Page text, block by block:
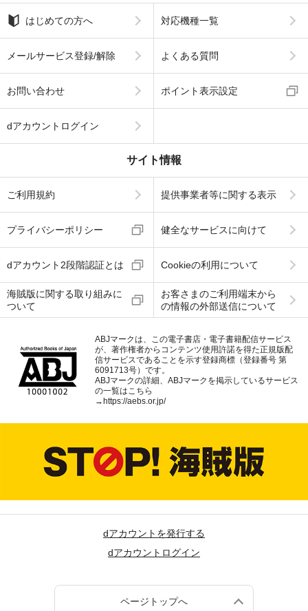
はじめての方へ 対応機種一覧
メールサービス登録/解除 よくある質問
お問い合わせ ポイント表示設定
dアカウントログイン
サイト情報
ご利用規約 提供事業者等に関する表示
プライバシーポリシー 健全なサービスに向けて
dアカウント2段階認証とは Cookieの利用について
海賊版に関する取り組みに
ついて
お客さまのご利用端末から
の情報の外部送信について
ABJマークは、この電子書店・電子書籍配信サービス
が、著作権者からコンテンツ使用許諾を得た正規版配
信サービスであることを示す登録商標（登録番号 第
6091713号）です。
ABJマークの詳細、ABJマークを掲示しているサービス
の一覧はこちら
→ https://aebs.or.jp/
dアカウントを発行する
dアカウントログイン
ページトップへ